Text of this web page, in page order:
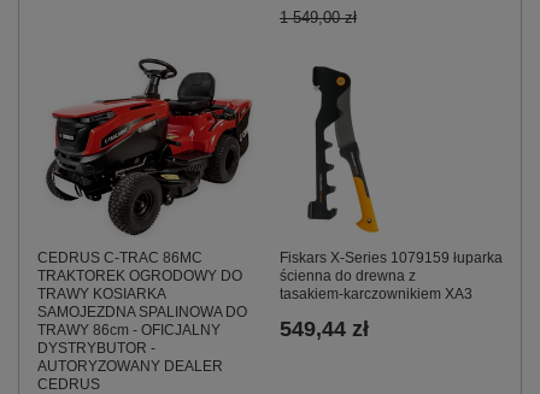
1 549,00 zł
CEDRUS C-TRAC 86MC
TRAKTOREK OGRODOWY DO
TRAWY KOSIARKA
SAMOJEZDNA SPALINOWA DO
TRAWY 86cm - OFICJALNY
DYSTRYBUTOR -
AUTORYZOWANY DEALER
CEDRUS
Fiskars X‑Series 1079159 łuparka
ścienna do drewna z
tasakiem‑karczownikiem XA3
549,44 zł